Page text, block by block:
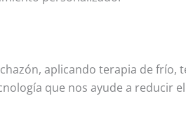
aplicando terapia de frío,
que nos ayude a reducir